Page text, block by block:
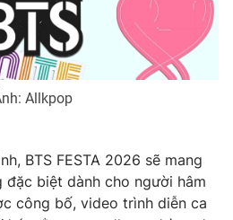
Allkpop
BTS FESTA 2026 sẽ mang
đặc biệt dành cho người hâm
công bố, video trình diễn ca